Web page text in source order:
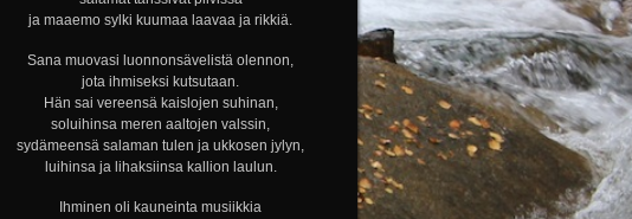
ja maaemo sylki kuumaa laavaa ja rikkiä.
Sana muovasi luonnonsävelistä olennon,
jota ihmiseksi kutsutaan.
Hän sai vereensä kaislojen suhinan,
soluihinsa meren aaltojen valssin,
sydämeensä salaman tulen ja ukkosen jylyn,
luihinsa ja lihaksiinsa kallion laulun.
Ihminen oli kauneinta musiikkia